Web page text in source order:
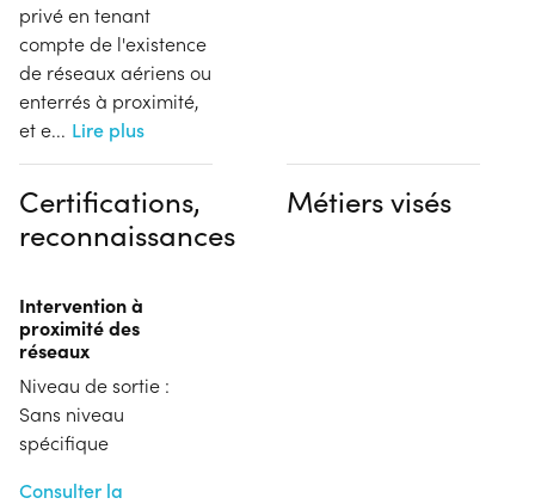
privé en tenant
compte de l'existence
de réseaux aériens ou
enterrés à proximité,
et e... Lire plus
Certifications,
reconnaissances
Intervention à
proximité des
réseaux
Niveau de sortie :
Sans niveau
spécifique
Consulter la
Métiers visés